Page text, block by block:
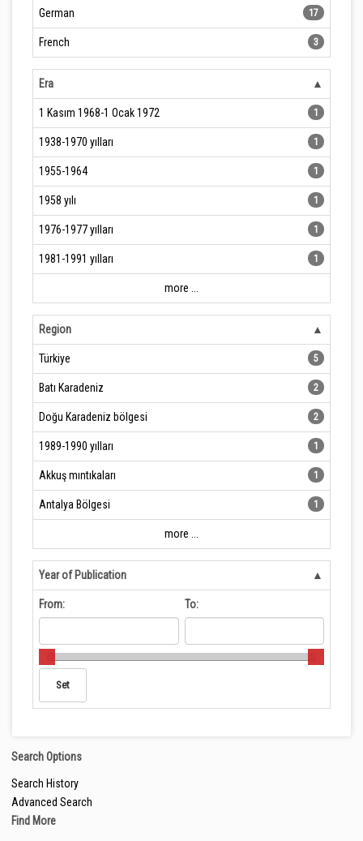
German 17
French 3
Era
1 Kasım 1968-1 Ocak 1972 1
1938-1970 yılları 1
1955-1964 1
1958 yılı 1
1976-1977 yılları 1
1981-1991 yılları 1
more ...
Region
Türkiye 5
Batı Karadeniz 2
Doğu Karadeniz bölgesi 2
1989-1990 yılları 1
Akkuş mıntıkaları 1
Antalya Bölgesi 1
more ...
Year of Publication
From: To:
Search Options
Search History
Advanced Search
Find More